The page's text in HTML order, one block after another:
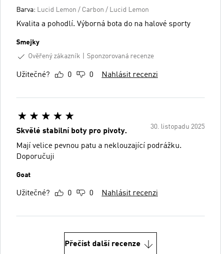
Barva: Lucid Lemon / Carbon / Lucid Lemon
Kvalita a pohodlí. Výborná bota do na halové sporty
Smejky
Ověřený zákazník
Sponzorovaná recenze
Užitečné? 0 0 Nahlásit recenzi
30. listopadu 2025
Skvělé stabilní boty pro pivoty.
Mají velice pevnou patu a neklouzající podrážku.
Doporučuji
Goat
Užitečné? 0 0 Nahlásit recenzi
Přečíst další recenze